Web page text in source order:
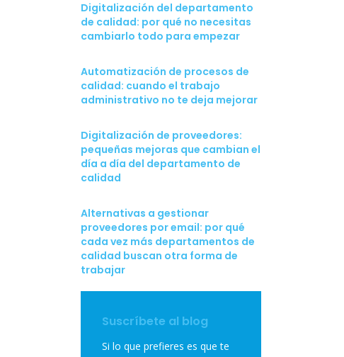
Digitalización del departamento
de calidad: por qué no necesitas
cambiarlo todo para empezar
Automatización de procesos de
calidad: cuando el trabajo
administrativo no te deja mejorar
Digitalización de proveedores:
pequeñas mejoras que cambian el
día a día del departamento de
calidad
Alternativas a gestionar
proveedores por email: por qué
cada vez más departamentos de
calidad buscan otra forma de
trabajar
Suscríbete al blog
Si lo que prefieres es que te